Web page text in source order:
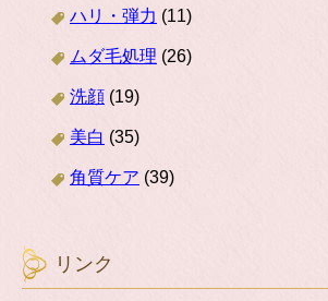
ハリ・弾力 (11)
ムダ毛処理 (26)
洗顔 (19)
美白 (35)
角質ケア (39)
リンク